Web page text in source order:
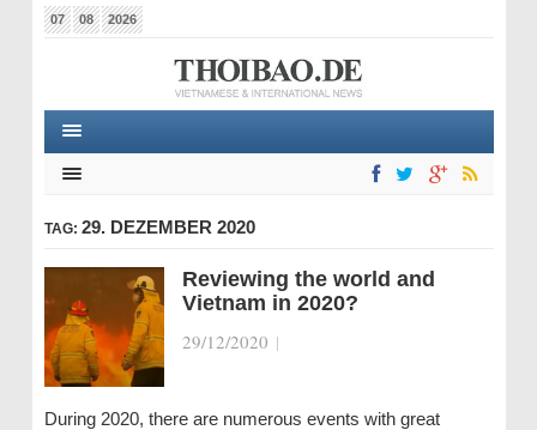
07 08 2026
TAG: 29. DEZEMBER 2020
Reviewing the world and
Vietnam in 2020?
29/12/2020 |
During 2020, there are numerous events with great